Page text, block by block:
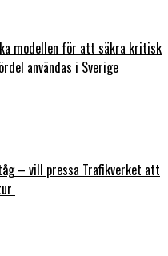
modellen för att säkra kritisk
användas i Sverige
– vill pressa Trafikverket att